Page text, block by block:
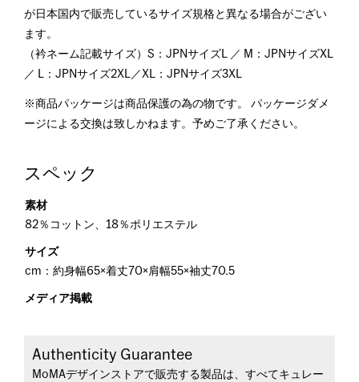
が日本国内で販売しているサイズ規格と異なる場合がござい
ます。
（衿ネーム記載サイズ）S：JPNサイズL ／ M：JPNサイズXL
／ L：JPNサイズ2XL／XL：JPNサイズ3XL
※商品パッケージは商品保護の為の物です。 パッケージダメ
ージによる交換は致しかねます。予めご了承ください。
スペック
素材
82％コットン、18％ポリエステル
サイズ
cm：約身幅65×着丈70×肩幅55×袖丈70.5
メディア掲載
Authenticity Guarantee
MoMAデザインストアで販売する製品は、すべてキュレー